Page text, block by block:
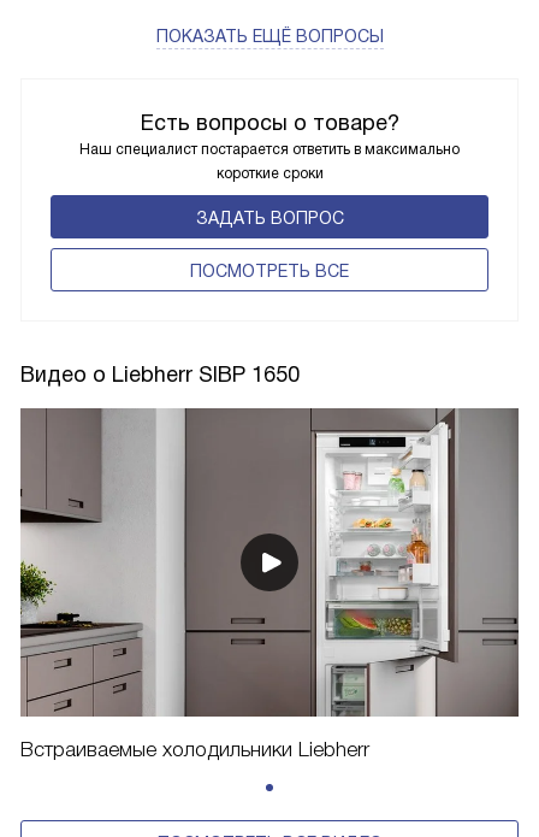
Есть вопросы о товаре?
Наш специалист постарается ответить в максимально
короткие сроки
ЗАДАТЬ ВОПРОС
ПОCМОТРЕТЬ ВСЕ
ПОКАЗАТЬ ЕЩЁ ВОПРОСЫ
Видео о Liebherr SIBP 1650
Встраиваемые холодильники Liebherr